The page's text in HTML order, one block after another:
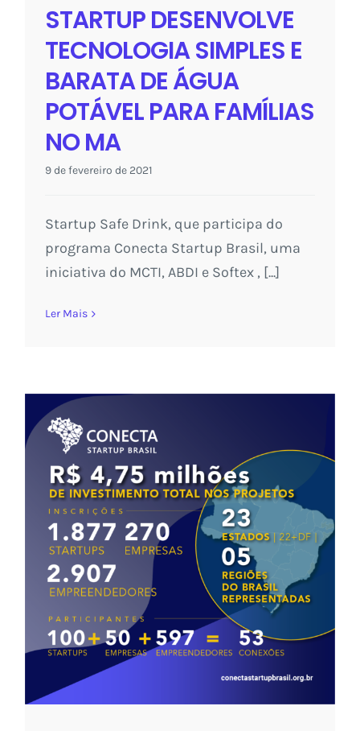
STARTUP DESENVOLVE
TECNOLOGIA SIMPLES E
BARATA DE ÁGUA
POTÁVEL PARA FAMÍLIAS
NO MA
9 de fevereiro de 2021
Startup Safe Drink, que participa do
programa Conecta Startup Brasil, uma
iniciativa do MCTI, ABDI e Softex , [...]
Ler Mais
PROGRAMA CONECTA STARTUP
BRASIL CAPACITA MAIS DE 7 MIL
PESSOAS